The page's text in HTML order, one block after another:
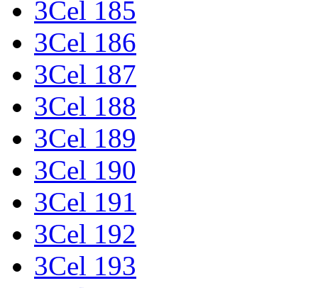
3Cel 185
3Cel 186
3Cel 187
3Cel 188
3Cel 189
3Cel 190
3Cel 191
3Cel 192
3Cel 193